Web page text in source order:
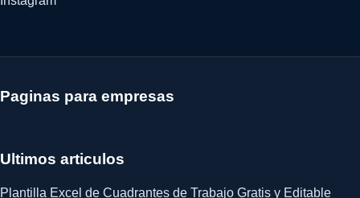
Paginas para empresas
Ultimos articulos
Plantilla Excel de Cuadrantes de Trabajo Gratis y Editable